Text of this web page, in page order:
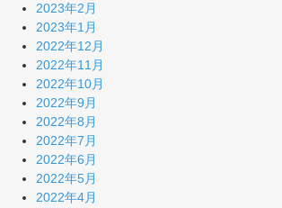
2023年2月
2023年1月
2022年12月
2022年11月
2022年10月
2022年9月
2022年8月
2022年7月
2022年6月
2022年5月
2022年4月